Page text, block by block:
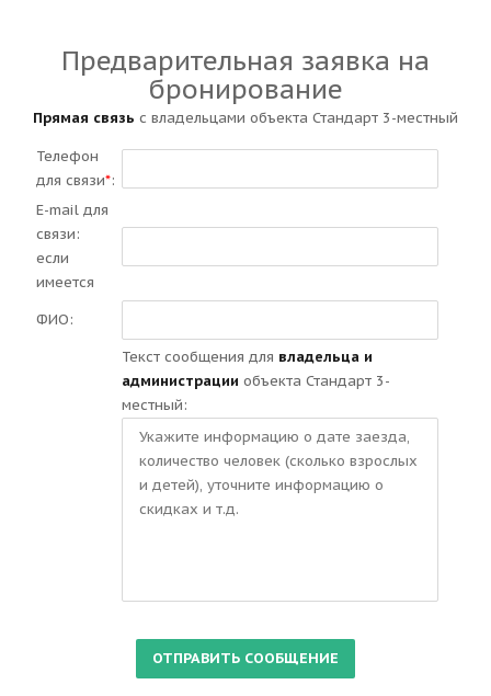
Предварительная заявка на
бронирование
Прямая связь с владельцами объекта Стандарт 3-местный
Телефон
для связи*:
E-mail для
связи:
если
имеется
ФИО:
Текст сообщения для владельца и
администрации объекта Стандарт 3-
местный: